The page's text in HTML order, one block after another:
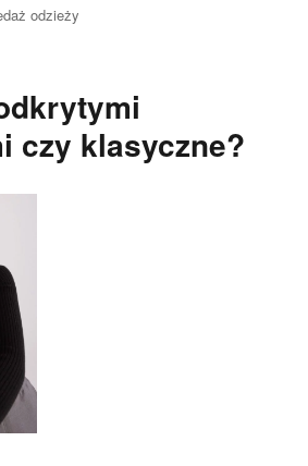
odzieży
czy klasyczne?